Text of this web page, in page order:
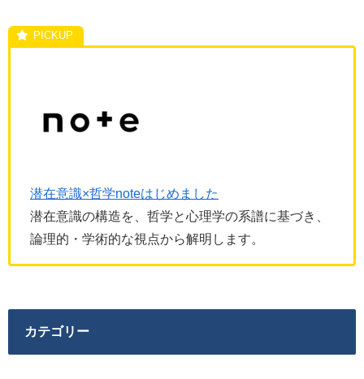
潜在意識×哲学noteはじめました
潜在意識の構造を、哲学と心理学の系譜に基づき、
論理的・学術的な視点から解明します。
カテゴリー